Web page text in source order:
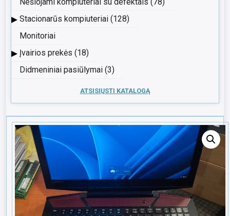
▸ Stacionarūs kompiuteriai (128)
Monitoriai
▸ Įvairios prekės (18)
Didmeniniai pasiūlymai (3)
ATSISIŲSTI KATALOGĄ